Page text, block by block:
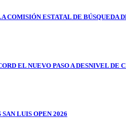
ESTATAL DE BÚSQUEDA
EL NUEVO PASO A DESNIVEL DE
LUIS OPEN 2026